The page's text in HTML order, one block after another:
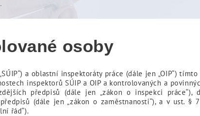
osoby
a oblastní inspektoráty práce (dále jen „OIP“)
inspektorů SÚIP a OIP a kontrolovaných a
předpisů (dále jen „zákon o inspekci
(dále jen „zákon o zaměstnanosti“), a v ust.
řád“).